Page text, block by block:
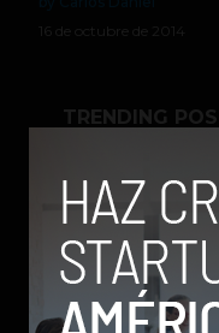
16 de octubre de 2014
TRENDING
con
de